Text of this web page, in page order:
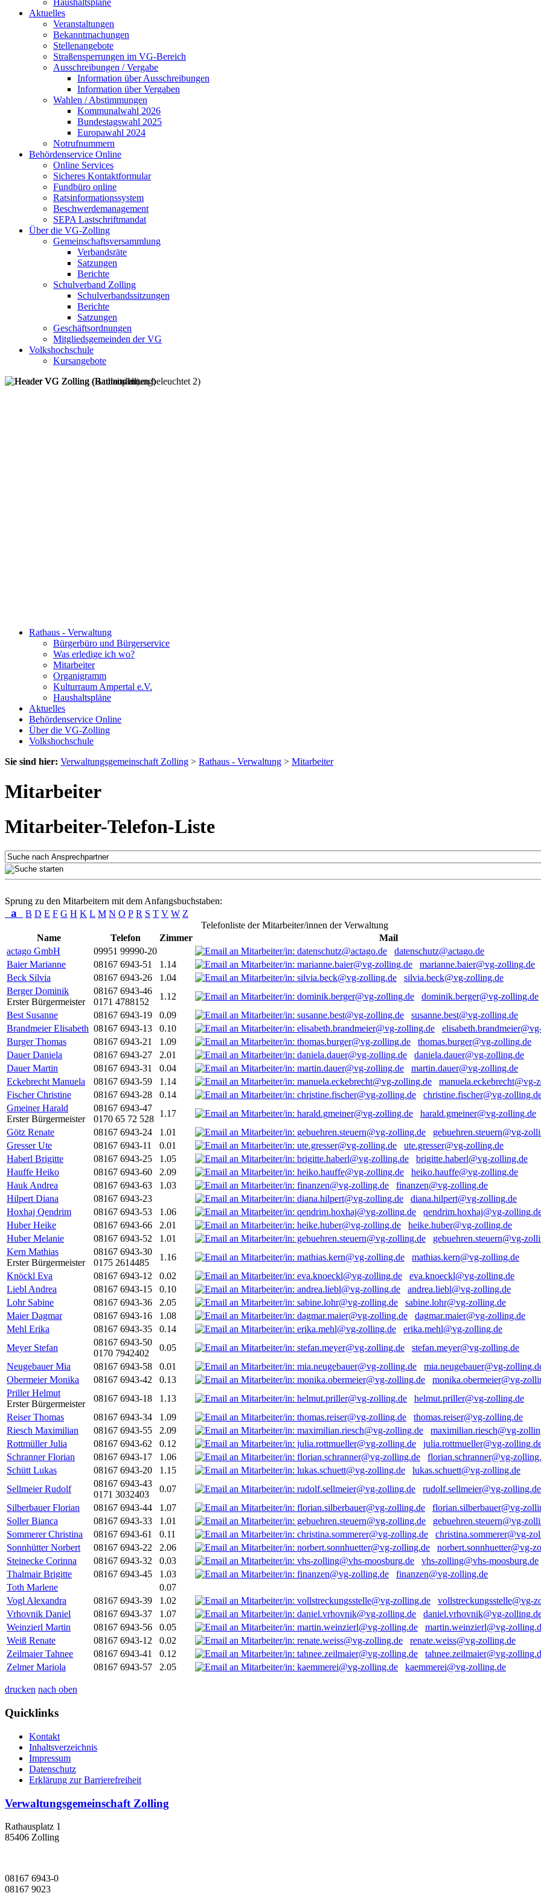
Haushaltspläne
Aktuelles
Veranstaltungen
Bekanntmachungen
Stellenangebote
Straßensperrungen im VG-Bereich
Ausschreibungen / Vergabe
Information über Ausschreibungen
Information über Vergaben
Wahlen / Abstimmungen
Kommunalwahl 2026
Bundestagswahl 2025
Europawahl 2024
Notrufnummern
Behördenservice Online
Online Services
Sicheres Kontaktformular
Fundbüro online
Ratsinformationssystem
Beschwerdemanagement
SEPA Lastschriftmandat
Über die VG-Zolling
Gemeinschaftsversammlung
Verbandsräte
Satzungen
Berichte
Schulverband Zolling
Schulverbandssitzungen
Berichte
Satzungen
Geschäftsordnungen
Mitgliedsgemeinden der VG
Volkshochschule
Kursangebote
Rathaus - Verwaltung
Bürgerbüro und Bürgerservice
Was erledige ich wo?
Mitarbeiter
Organigramm
Kulturraum Ampertal e.V.
Haushaltspläne
Aktuelles
Behördenservice Online
Über die VG-Zolling
Volkshochschule
Sie sind hier: Verwaltungsgemeinschaft Zolling > Rathaus - Verwaltung > Mitarbeiter
Mitarbeiter
Mitarbeiter-Telefon-Liste
Sprung zu den Mitarbeitern mit dem Anfangsbuchstaben:
a B D E F G H K L M N O P R S T V W Z
Telefonliste der Mitarbeiter/innen der Verwaltung
Name
Telefon Zimmer
Mail
actago GmbH
09951 99990-20
datenschutz@actago.de
Baier Marianne
08167 6943-51 1.14
marianne.baier@vg-zolling.de
Beck Silvia
08167 6943-26 1.04
silvia.beck@vg-zolling.de
Berger Dominik
Erster Bürgermeister
08167 6943-46
0171 4788152
1.12
dominik.berger@vg-zolling.de
Best Susanne
08167 6943-19 0.09
susanne.best@vg-zolling.de
Brandmeier Elisabeth 08167 6943-13 0.10
Burger Thomas
08167 6943-21 1.09
thomas.burger@vg-zolling.de
Dauer Daniela
08167 6943-27 2.01
daniela.dauer@vg-zolling.de
Dauer Martin
08167 6943-31 0.04
martin.dauer@vg-zolling.de
Eckebrecht Manuela
08167 6943-59 1.14
manuela.eckebrecht@vg-
Fischer Christine
08167 6943-28 0.14
christine.fischer@vg-
Gmeiner Harald
Erster Bürgermeister
08167 6943-47
0170 65 72 528
1.17
harald.gmeiner@vg-zolling.de
Götz Renate
08167 6943-24 1.01
gebuehren.steuern@vg-
Gresser Ute
08167 6943-11 0.01
ute.gresser@vg-zolling.de
Haberl Brigitte
08167 6943-25 1.05
brigitte.haberl@vg-zolling.de
Hauffe Heiko
08167 6943-60 2.09
heiko.hauffe@vg-zolling.de
Hauk Andrea
08167 6943-63 1.03
finanzen@vg-zolling.de
Hilpert Diana
08167 6943-23
diana.hilpert@vg-zolling.de
Hoxhaj Qendrim
08167 6943-53 1.06
qendrim.hoxhaj@vg-
Huber Heike
08167 6943-66 2.01
heike.huber@vg-zolling.de
Huber Melanie
08167 6943-52 1.01
gebuehren.steuern@vg-
Kern Mathias
Erster Bürgermeister
08167 6943-30
0175 2614485
1.16
mathias.kern@vg-zolling.de
Knöckl Eva
08167 6943-12 0.02
eva.knoeckl@vg-zolling.de
Liebl Andrea
08167 6943-15 0.10
andrea.liebl@vg-zolling.de
Lohr Sabine
08167 6943-36 2.05
sabine.lohr@vg-zolling.de
Maier Dagmar
08167 6943-16 1.08
dagmar.maier@vg-zolling.de
Mehl Erika
08167 6943-35 0.14
erika.mehl@vg-zolling.de
Meyer Stefan
08167 6943-50
0170 7942402
0.05
stefan.meyer@vg-zolling.de
Neugebauer Mia
08167 6943-58 0.01
mia.neugebauer@vg-
Obermeier Monika
08167 6943-42 0.13
monika.obermeier@vg-
Priller Helmut
Erster Bürgermeister
08167 6943-18 1.13
helmut.priller@vg-zolling.de
Reiser Thomas
08167 6943-34 1.09
thomas.reiser@vg-zolling.de
Riesch Maximilian
08167 6943-55 2.09
maximilian.riesch@vg-
Rottmüller Julia
08167 6943-62 0.12
julia.rottmueller@vg-
Schranner Florian
08167 6943-17 1.06
florian.schranner@vg-
Schütt Lukas
08167 6943-20 1.15
lukas.schuett@vg-zolling.de
Sellmeier Rudolf
08167 6943-43
0171 3032403
0.07
rudolf.sellmeier@vg-zolling.de
Silberbauer Florian
08167 6943-44 1.07
florian.silberbauer@vg-
Soller Bianca
08167 6943-33 1.01
gebuehren.steuern@vg-
Sommerer Christina
08167 6943-61 0.11
christina.sommerer@vg-
Sonnhütter Norbert
08167 6943-22 2.06
norbert.sonnhuetter@vg-
Steinecke Corinna
08167 6943-32 0.03
vhs-zolling@vhs-moosburg.de
Thalmair Brigitte
08167 6943-45 1.03
finanzen@vg-zolling.de
Toth Marlene
0.07
Vogl Alexandra
08167 6943-39 1.02
vollstreckungsstelle@vg-
Vrhovnik Daniel
08167 6943-37 1.07
daniel.vrhovnik@vg-
Weinzierl Martin
08167 6943-56 0.05
martin.weinzierl@vg-
Weiß Renate
08167 6943-12 0.02
renate.weiss@vg-zolling.de
Zeilmaier Tahnee
08167 6943-41 0.12
tahnee.zeilmaier@vg-
Zelmer Mariola
08167 6943-57 2.05 kaemmerei@vg-zolling.de
drucken nach oben
Quicklinks
Kontakt
Inhaltsverzeichnis
Impressum
Datenschutz
Erklärung zur Barrierefreiheit
Verwaltungsgemeinschaft Zolling
Rathausplatz 1
85406 Zolling
08167 6943-0
08167 9023